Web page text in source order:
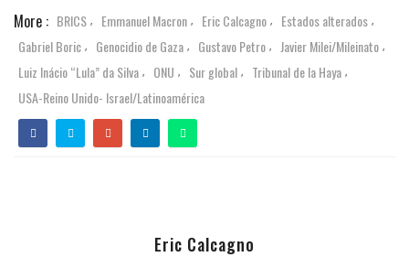
More : BRICS , Emmanuel Macron , Eric Calcagno , Estados alterados ,
Gabriel Boric , Genocidio de Gaza , Gustavo Petro , Javier Milei/Mileinato ,
Luiz Inácio “Lula” da Silva , ONU , Sur global , Tribunal de la Haya ,
USA-Reino Unido- Israel/Latinoamérica
Eric Calcagno